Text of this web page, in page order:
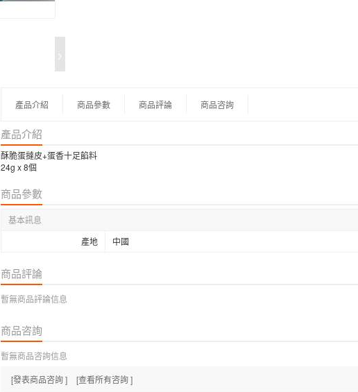
產品介紹 商品參數 商品評論 商品咨詢
產品介紹
酥脆蛋撻皮+蛋香十足餡料
24g x 8個
商品參數
基本訊息
產地
中國
商品評論
暫無商品評論信息
商品咨詢
暫無商品咨詢信息
[發表商品咨詢 ]
[查看所有咨詢 ]